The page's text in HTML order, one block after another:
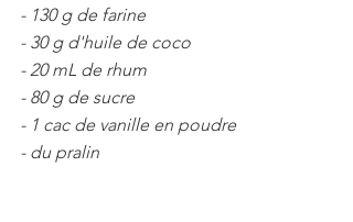
- 130 g de farine
- 30 g d'huile de coco
- 20 mL de rhum
- 80 g de sucre
- 1 cac de vanille en poudre
- du pralin